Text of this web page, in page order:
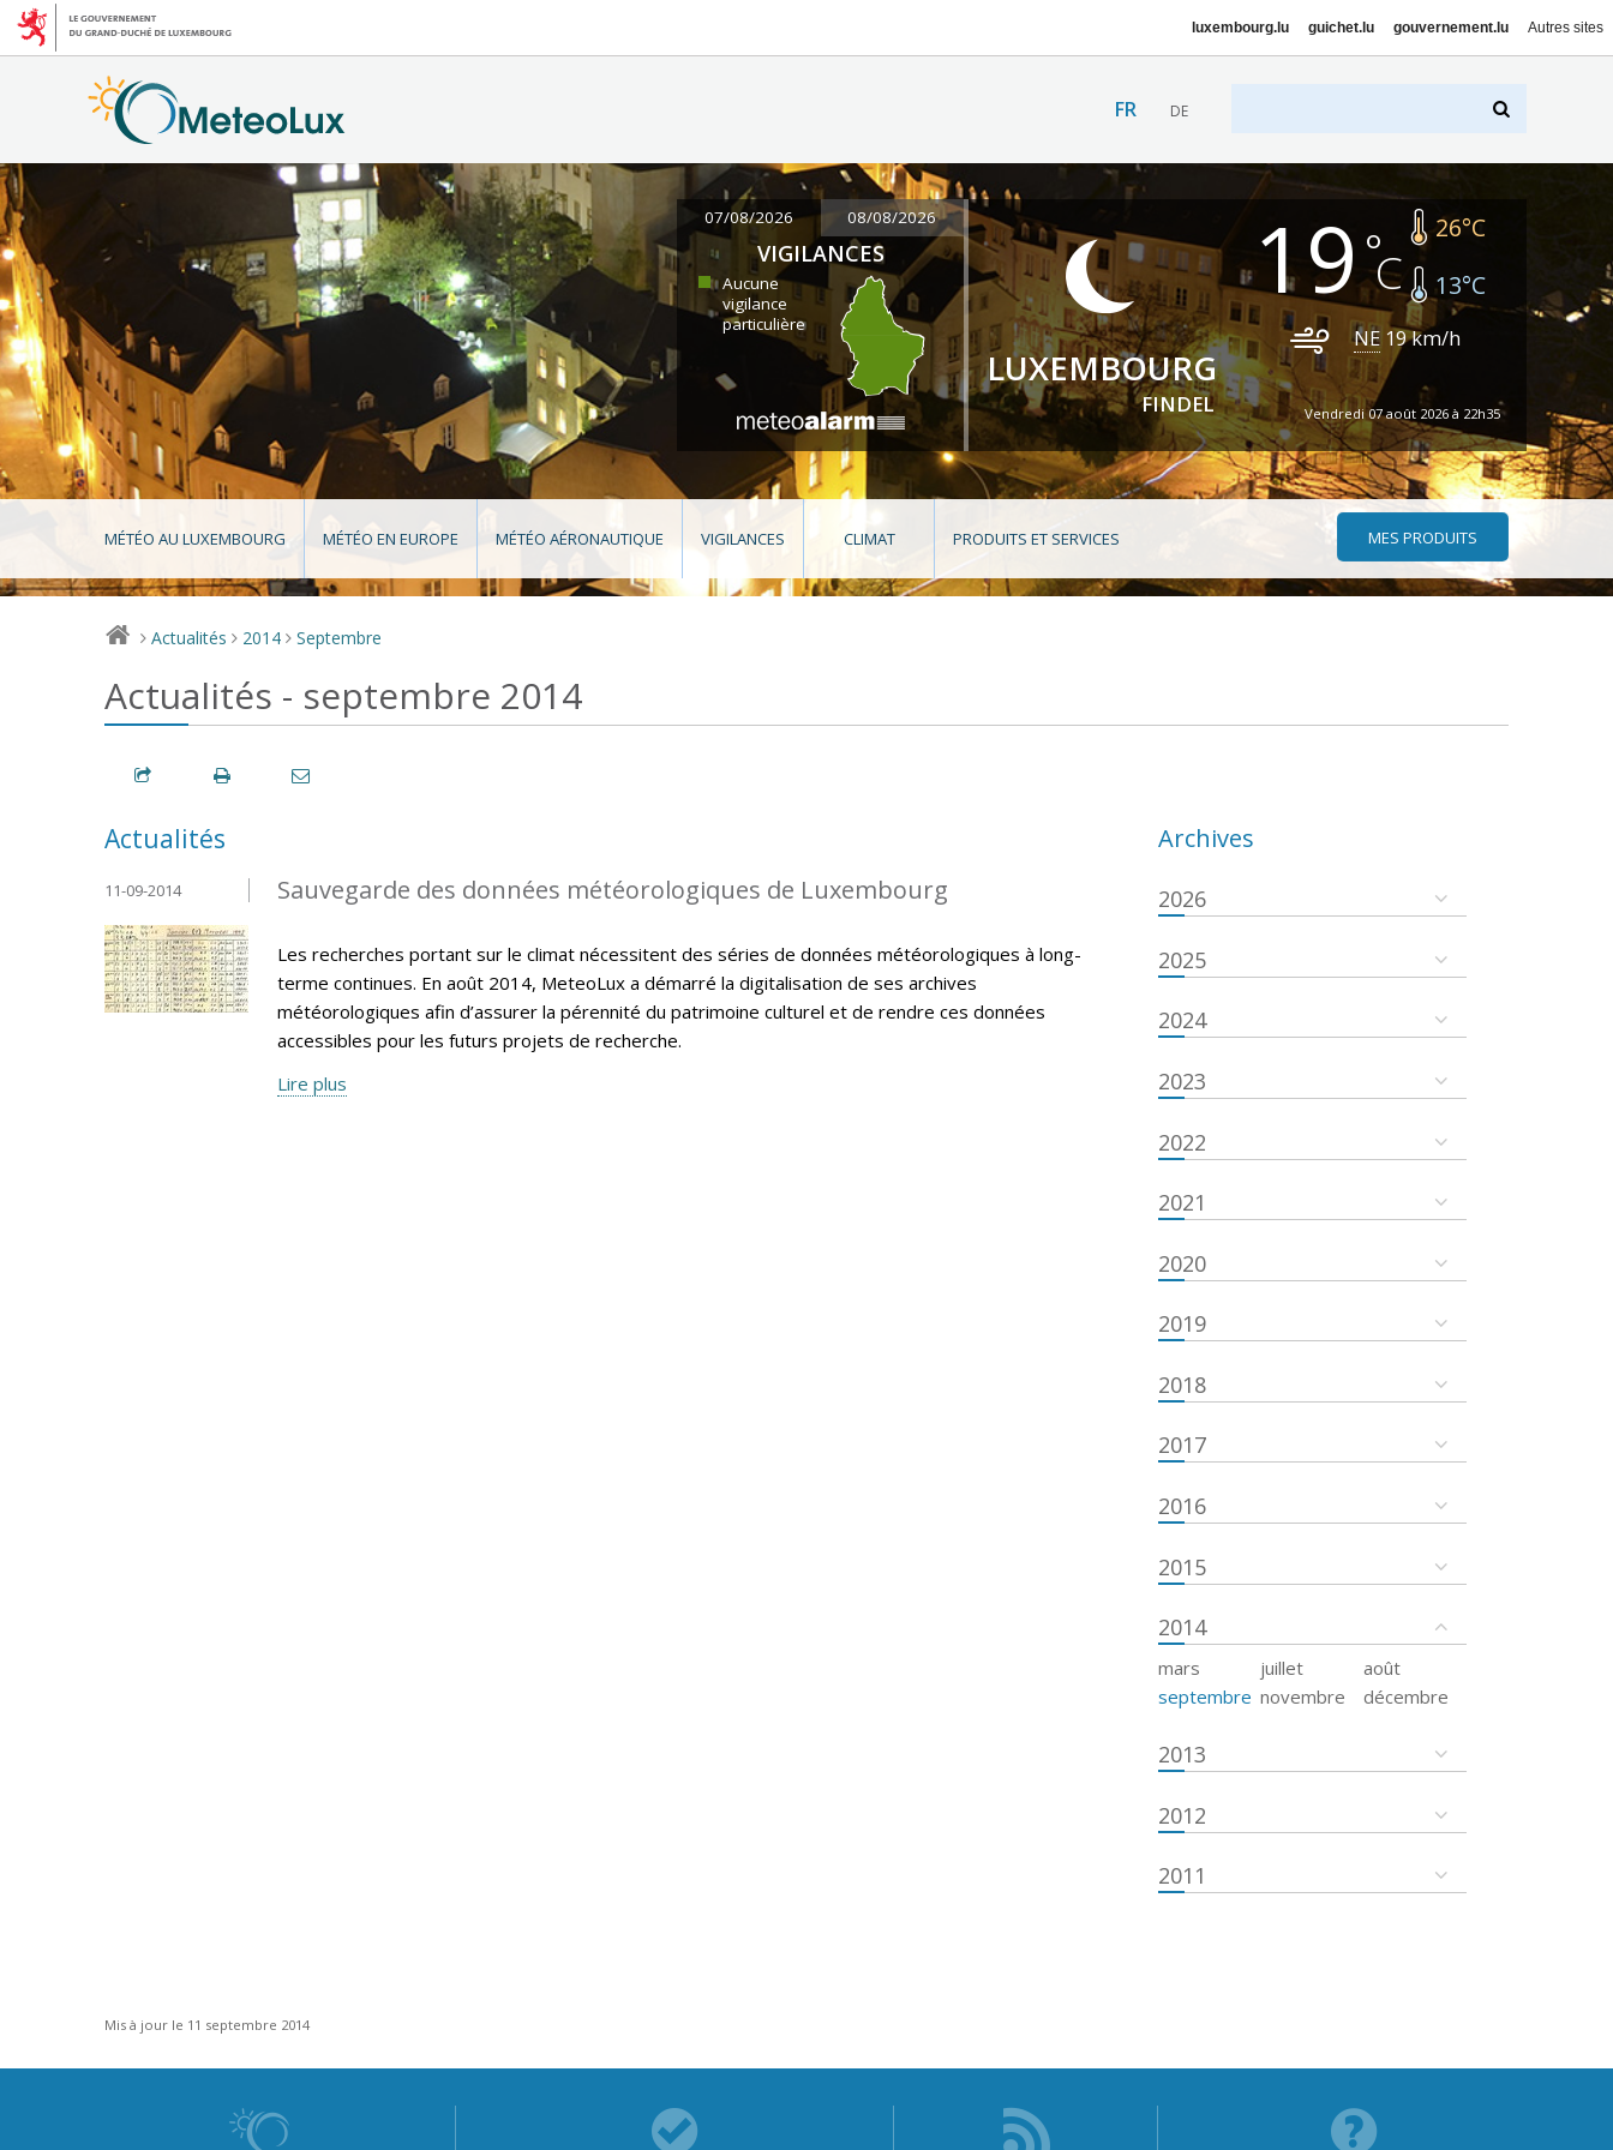
luxembourg.lu guichet.lu gouvernement.lu Autres sites
FR DE
07/08/2026 08/08/2026
VIGILANCES
Aucune
vigilance
particulière
LUXEMBOURG
FINDEL
19 26°C
13°C
NE 19km/h
Vendredi 07 août 2026 à 22h35
MÉTÉO AU LUXEMBOURG MÉTÉO EN EUROPE MÉTÉO AÉRONAUTIQUE VIGILANCES CLIMAT PRODUITS ET SERVICES MES PRODUITS
> Actualités > 2014 > Septembre
Actualités - septembre 2014
Actualités
Sauvegarde des données météorologiques de Luxembourg
11-09-2014
Les recherches portant sur le climat nécessitent des séries de données météorologiques à long-
terme continues. En août 2014, MeteoLux a démarré la digitalisation de ses archives
météorologiques afin d’assurer la pérennité du patrimoine culturel et de rendre ces données
accessibles pour les futurs projets de recherche.
Lire plus
Archives
2026
2025
2024
2023
2022
2021
2020
2019
2018
2017
2016
2015
2014
mars juillet
août
septembre novembre décembre
2013
2012
2011
Mis à jour le 11 septembre 2014